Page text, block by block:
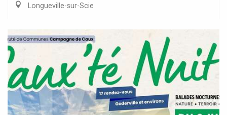
Longueville-sur-Scie